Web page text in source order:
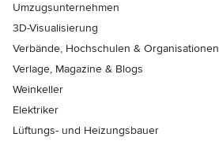
Umzugsunternehmen
3D-Visualisierung
Verbände, Hochschulen & Organisationen
Verlage, Magazine & Blogs
Weinkeller
Elektriker
Lüftungs- und Heizungsbauer